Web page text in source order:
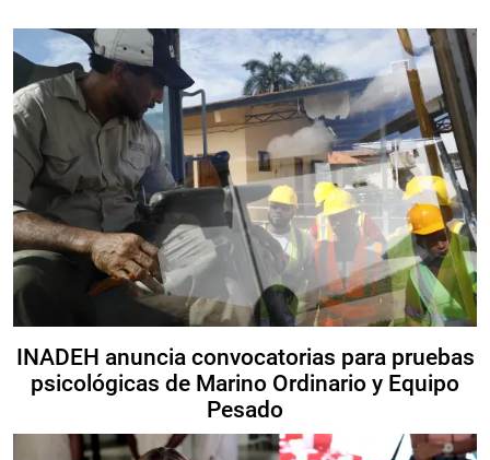
INADEH anuncia convocatorias para pruebas
psicológicas de Marino Ordinario y Equipo
Pesado